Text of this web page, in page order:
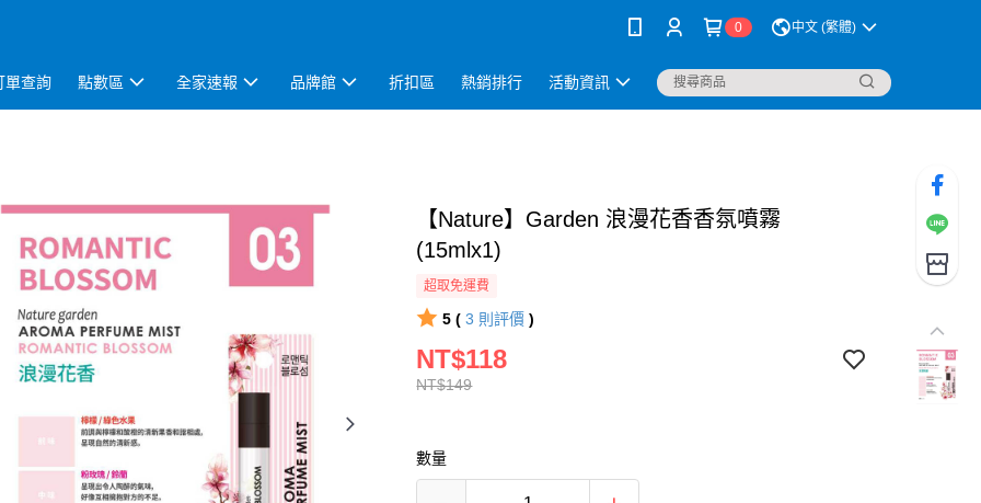
0 中文 (繁體)
單查詢 點數區 全家速報 品牌館 折扣區 熱銷排行 活動資訊
【Nature】Garden 浪漫花香香氛噴霧
(15mlx1)
超取免運費
5 ( 3 則評價 )
NT$149
NT$118
數量